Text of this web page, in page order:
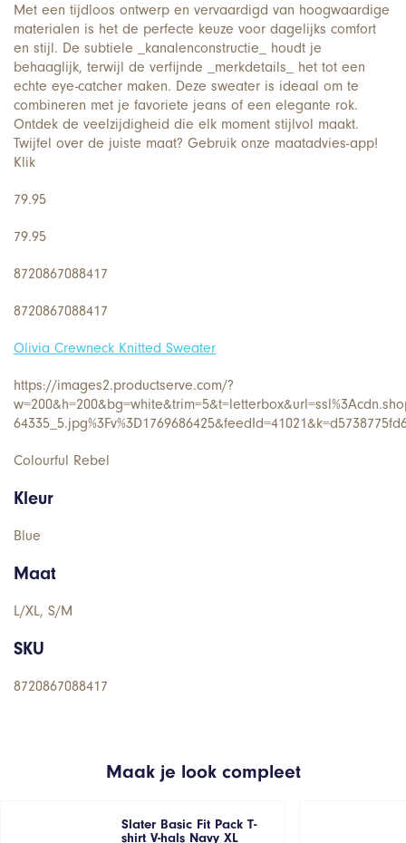
Met een tijdloos ontwerp en vervaardigd van hoogwaardige
materialen is het de perfecte keuze voor dagelijks comfort
en stijl. De subtiele _kanalenconstructie_ houdt je
behaaglijk, terwijl de verfijnde _merkdetails_ het tot een
echte eye-catcher maken. Deze sweater is ideaal om te
combineren met je favoriete jeans of een elegante rok.
Ontdek de veelzijdigheid die elk moment stijlvol maakt.
Twijfel over de juiste maat? Gebruik onze maatadvies-app!
Klik
79.95
79.95
8720867088417
8720867088417
Olivia Crewneck Knitted Sweater
https://images2.productserve.com/?
Colourful Rebel
Kleur
Blue
Maat
L/XL, S/M
SKU
8720867088417
Maak je look compleet
Slater Basic Fit Pack T-
shirt V-hals Navy XL